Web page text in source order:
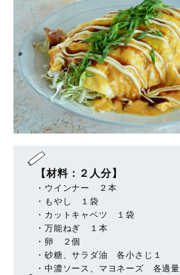
【材料：２人分】
・ウインナー ２本
・もやし １袋
・カットキャベツ １袋
・万能ねぎ １本
・卵 ２個
・砂糖、サラダ油 各小さじ１
・中濃ソース、マヨネーズ 各適量